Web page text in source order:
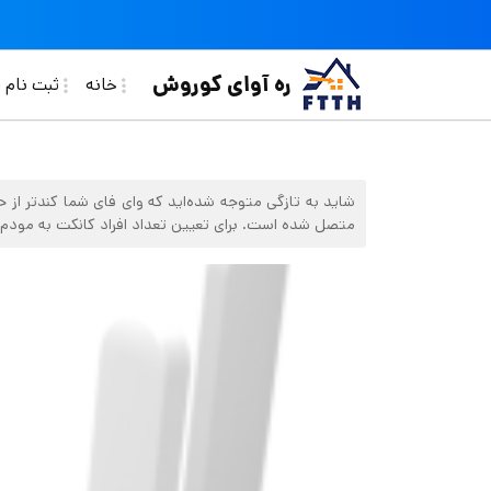
ره آوای کوروش navigation
خانه ثبت نام
متصل شده است. برای تعیین تعداد افراد کانکت به